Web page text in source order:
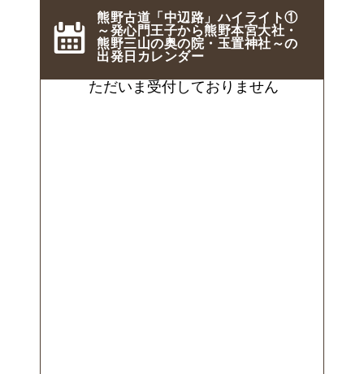
熊野古道「中辺路」ハイライト①
～発心門王子から熊野本宮大社・
熊野三山の奥の院・玉置神社～の
出発日カレンダー